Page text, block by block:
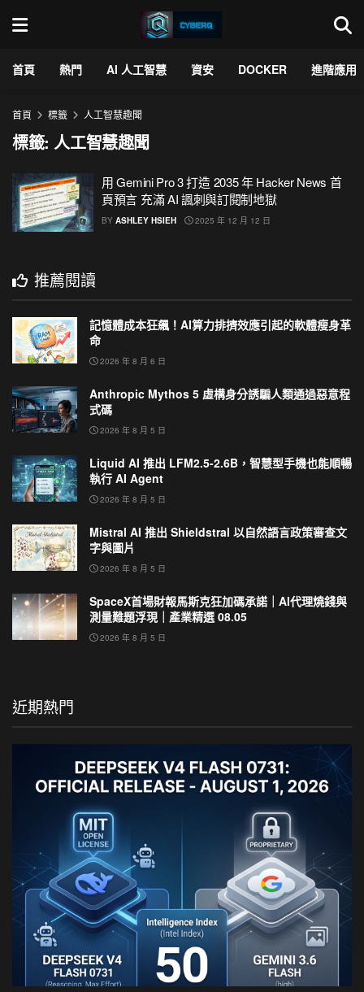
首頁 熱門 AI 人工智慧 資安 DOCKER 進階應用
首頁 標籤 人工智慧趣聞
標籤:人工智慧趣聞
用 Gemini Pro 3 打造 2035 年 Hacker News 首
頁預言 充滿 AI 諷刺與訂閱制地獄
BY ASHLEY HSIEH 2025 年 12 月 12 日
推薦閱讀
記憶體成本狂飆！AI算力排擠效應引起的軟體瘦身革
命
2026 年 8 月 6 日
Anthropic Mythos 5 虛構身分誘騙人類通過惡意程
式碼
2026 年 8 月 5 日
Liquid AI 推出 LFM2.5-2.6B，智慧型手機也能順暢
執行 AI Agent
2026 年 8 月 5 日
Mistral AI 推出 Shieldstral 以自然語言政策審查文
字與圖片
2026 年 8 月 5 日
SpaceX首場財報馬斯克狂加碼承諾｜AI代理燒錢與
測量難題浮現｜產業精選 08.05
2026 年 8 月 5 日
近期熱門